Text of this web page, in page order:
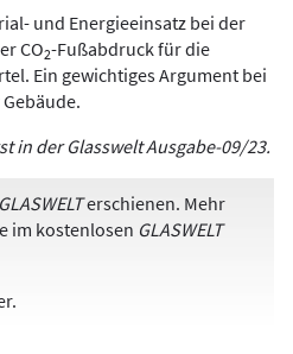
und Energieeinsatz bei der
CO2-Fußabdruck für die
Ein gewichtiges Argument bei
in der Glasswelt Ausgabe-09/23.
GLASWELTerschienen. Mehr
im kostenlosen GLASWELT
.